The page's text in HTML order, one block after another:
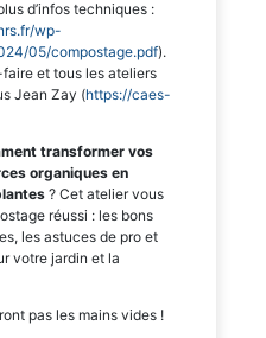
d’infos techniques :
wp-
05/compostage.pdf).
et tous les ateliers
Jean Zay (https://caes-
transformer vos
organiques en
? Cet atelier vous
réussi : les bons
les astuces de pro et
votre jardin et la
pas les mains vides !